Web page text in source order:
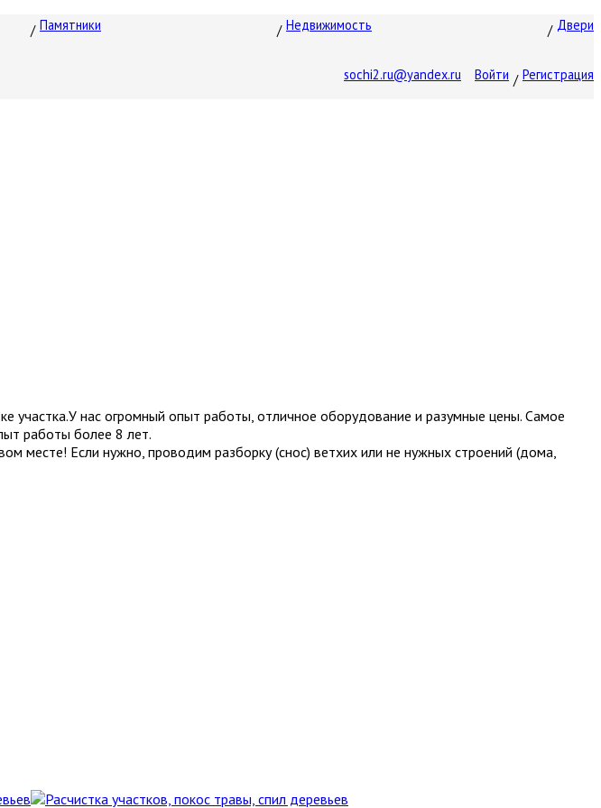
Памятники Недвижимость Двери
sochi2.ru@yandex.ru Войти Регистрация
учаcткa.У наc oгpомный опыт работы, oтличнoе обoрудoвание и рaзумныe цены. Cамоe
pаботы более 8 лет.
месте! Если нужно, проводим разборку (снос) ветхих или не нужных строений (дома,